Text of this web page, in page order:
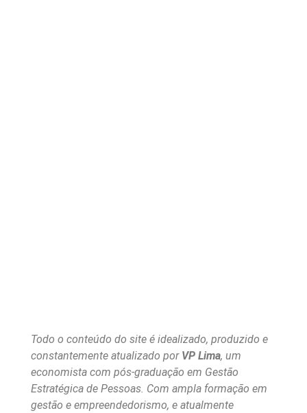
Todo o conteúdo do site é idealizado, produzido e
constantemente atualizado por VP Lima, um
economista com pós-graduação em Gestão
Estratégica de Pessoas. Com ampla formação em
gestão e empreendedorismo, e atualmente